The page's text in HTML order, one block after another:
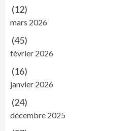
(12)
mars 2026
(45)
février 2026
(16)
janvier 2026
(24)
décembre 2025